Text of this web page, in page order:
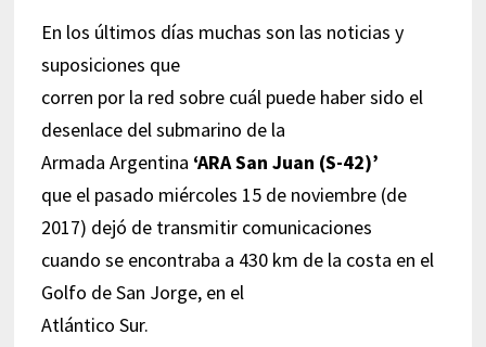
En los últimos días muchas son las noticias y
suposiciones que
corren por la red sobre cuál puede haber sido el
desenlace del submarino de la
Armada Argentina ‘ARA San Juan (S-42)’
que el pasado miércoles 15 de noviembre (de
2017) dejó de transmitir comunicaciones
cuando se encontraba a 430 km de la costa en el
Golfo de San Jorge, en el
Atlántico Sur.